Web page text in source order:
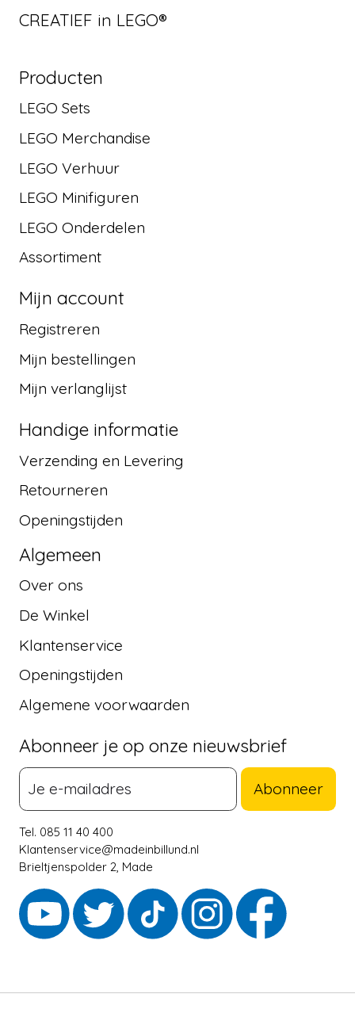
CREATIEF in LEGO®
Producten
LEGO Sets
LEGO Merchandise
LEGO Verhuur
LEGO Minifiguren
LEGO Onderdelen
Assortiment
Mijn account
Registreren
Mijn bestellingen
Mijn verlanglijst
Handige informatie
Verzending en Levering
Retourneren
Openingstijden
Algemeen
Over ons
De Winkel
Klantenservice
Openingstijden
Algemene voorwaarden
Abonneer je op onze nieuwsbrief
Abonneer
Tel. 085 11 40 400
Klantenservice@madeinbillund.nl
Brieltjenspolder 2, Made